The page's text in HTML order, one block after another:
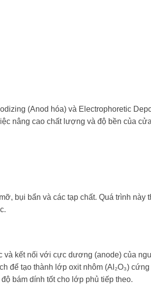
(Anod hóa) và Electrophoretic
nâng cao chất lượng và độ bền của cửa
bụi bẩn và các tạp chất. Quá trình này
và kết nối với cực dương (anode) của
để tạo thành lớp oxit nhôm (Al₂O₃) cứng
bám dính tốt cho lớp phủ tiếp theo.